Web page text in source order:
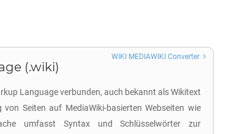
(.wiki)
Language verbunden, auch bekannt als Wikitext
Seiten auf MediaWiki-basierten Webseiten wie
umfasst Syntax und Schlüsselwörter zur
WIKI MEDIAWIKI Converter